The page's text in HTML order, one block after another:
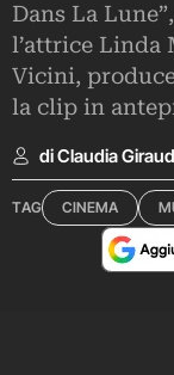
Dans La
l’attrice Linda
Vicini,
la clip in
di Claudia Giraud
TAG CINEMA